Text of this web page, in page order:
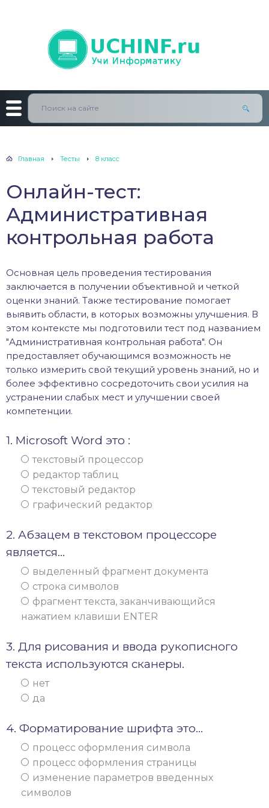
Главная Тесты 8 класс
Онлайн-тест:
Административная
контрольная работа
Основная цель проведения тестирования
заключается в получении объективной и четкой
оценки знаний. Также тестирование помогает
выявить области, в которых возможны улучшения. В
этом контексте мы подготовили тест под названием
"Административная контрольная работа". Он
предоставляет обучающимся возможность не
только измерить свой текущий уровень знаний, но и
более эффективно сосредоточить свои усилия на
устранении слабых мест и улучшении своей
компетенции.
1. Microsoft Word это :
текстовый процессор
редактор таблиц
текстовый редактор
графический редактор
2. Абзацем в текстовом процессоре
является…
выделенный фрагмент документа
строка символов
фрагмент текста, заканчивающийся
нажатием клавиши ENTER
3. Для рисования и ввода рукописного
текста используются сканеры.
нет
да
4. Форматирование шрифта это…
процесс оформления символа
процесс оформления страницы
изменение параметров введенных
символов